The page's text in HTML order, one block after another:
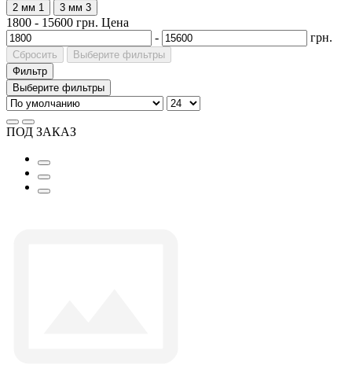
2 мм 1 3 мм 3
1800 - 15600 грн. Цена
-
грн.
Сбросить
Выберите фильтры
Фильтр
Выберите фильтры
ПОД ЗАКАЗ